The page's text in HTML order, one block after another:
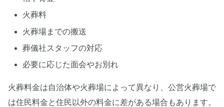
火葬料
火葬場までの搬送
葬儀社スタッフの対応
必要に応じた面会やお別れ
火葬料金は自治体や火葬場によって異なり、公営火葬場で
は住民料金と住民以外の料金に差がある場合もあります。